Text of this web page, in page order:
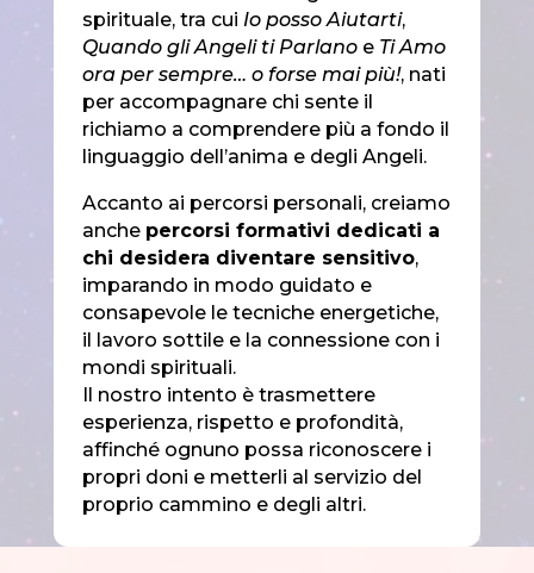
spirituale, tra cui Io posso Aiutarti,
Quando gli Angeli ti Parlanoe Ti Amo
ora per sempre… o forse mai più!, nati
per accompagnare chi sente il
richiamo a comprendere più a fondo il
linguaggio dell’anima e degli Angeli.
Accanto ai percorsi personali, creiamo
anche percorsi formativi dedicati a
chi desidera diventare sensitivo,
imparando in modo guidato e
consapevole le tecniche energetiche,
il lavoro sottile e la connessione con i
mondi spirituali.
Il nostro intento è trasmettere
esperienza, rispetto e profondità,
affinché ognuno possa riconoscere i
propri doni e metterli al servizio del
proprio cammino e degli altri.